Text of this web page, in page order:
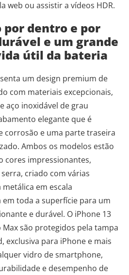
web ou assistir a vídeos HDR.
por dentro e por
e um grande
útil da bateria
um design premium de
com materiais excepcionais,
aço inoxidável de grau
elegante que é
corrosão e uma parte traseira
Ambos os modelos estão
cores impressionantes,
criado com várias
em escala
toda a superfície para um
e durável. O iPhone 13
Max são protegidos pela tampa
exclusiva para iPhone e mais
vidro de smartphone,
e desempenho de